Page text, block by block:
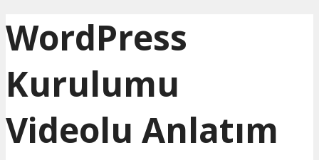
WordPress
Kurulumu
Videolu Anlatım